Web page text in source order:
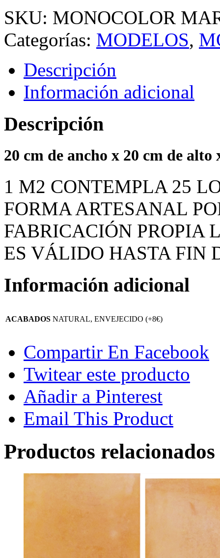
SKU: MONOCOLOR
Categorías: MODELOS,
Descripción
Información adicional
Descripción
20 cm de ancho x 20 cm de alto
1 M2 CONTEMPLA 25
FORMA ARTESANAL
FABRICACIÓN PROPIA
ES VÁLIDO HASTA FIN
Información adicional
ACABADOS NATURAL, ENVEJECIDO (+8€)
Compartir En Facebook
Twitear este producto
Añadir a Pinterest
Email This Product
Productos relacionados